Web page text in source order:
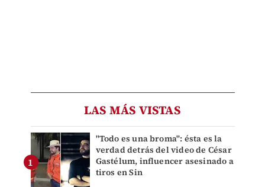
LAS MÁS VISTAS
"Todo es una broma": ésta es la
verdad detrás del video de César
Gastélum, influencer asesinado a
tiros en Sin